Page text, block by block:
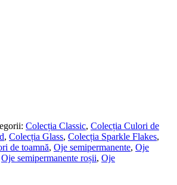
Colecția Classic, Colecția Culori de
, Colecția Glass, Colecția Sparkle Flakes,
de toamnă, Oje semipermanente, Oje
Oje semipermanente roșii, Oje